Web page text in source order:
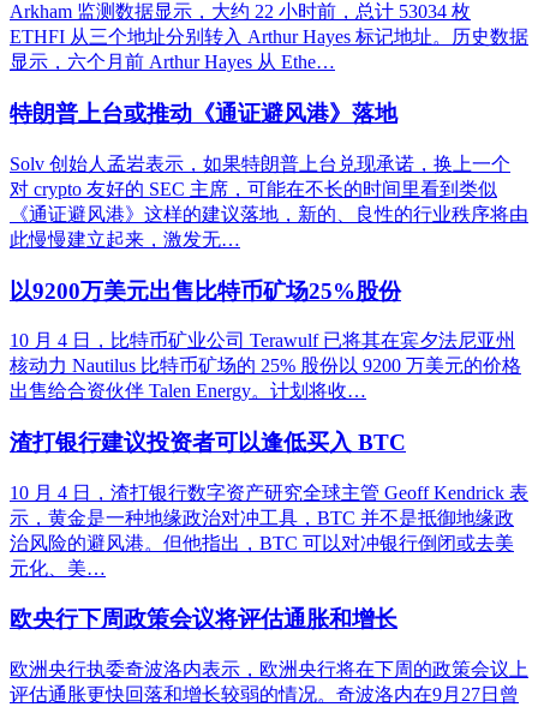
Arkham 监测数据显示，大约 22 小时前，总计 53034 枚
ETHFI 从三个地址分别转入 Arthur Hayes 标记地址。历史数据
显示，六个月前 Arthur Hayes 从 Ethe…
特朗普上台或推动《通证避风港》落地
Solv 创始人孟岩表示，如果特朗普上台兑现承诺，换上一个
对 crypto 友好的 SEC 主席，可能在不长的时间里看到类似
《通证避风港》这样的建议落地，新的、良性的行业秩序将由
此慢慢建立起来，激发无…
以9200万美元出售比特币矿场25%股份
10 月 4 日，比特币矿业公司 Terawulf 已将其在宾夕法尼亚州
核动力 Nautilus 比特币矿场的 25% 股份以 9200 万美元的价格
出售给合资伙伴 Talen Energy。计划将收…
渣打银行建议投资者可以逢低买入 BTC
10 月 4 日，渣打银行数字资产研究全球主管 Geoff Kendrick 表
示，黄金是一种地缘政治对冲工具，BTC 并不是抵御地缘政
治风险的避风港。但他指出，BTC 可以对冲银行倒闭或去美
元化、美…
欧央行下周政策会议将评估通胀和增长
欧洲央行执委奇波洛内表示，欧洲央行将在下周的政策会议上
评估通胀更快回落和增长较弱的情况。奇波洛内在9月27日曾